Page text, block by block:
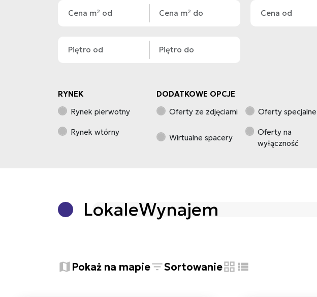
RYNEK
Rynek pierwotny
Rynek wtórny
DODATKOWE OPCJE
Oferty ze zdjęciami
Oferty specjalne
Wirtualne spacery
Oferty na
wyłączność
LokaleWynajem
−Pokaż na mapie Sortowanie
tabela
lista